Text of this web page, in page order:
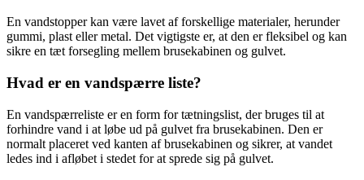
En vandstopper kan være lavet af forskellige materialer, herunder
gummi, plast eller metal. Det vigtigste er, at den er fleksibel og kan
sikre en tæt forsegling mellem brusekabinen og gulvet.
Hvad er en vandspærre liste?
En vandspærreliste er en form for tætningslist, der bruges til at
forhindre vand i at løbe ud på gulvet fra brusekabinen. Den er
normalt placeret ved kanten af brusekabinen og sikrer, at vandet
ledes ind i afløbet i stedet for at sprede sig på gulvet.